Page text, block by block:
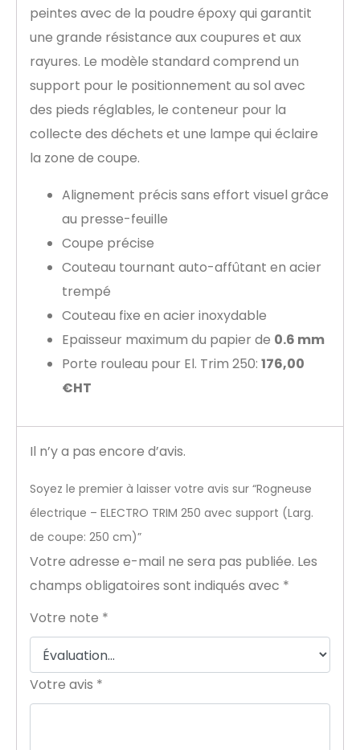
peintes avec de la poudre époxy qui garantit
une grande résistance aux coupures et aux
rayures. Le modèle standard comprend un
support pour le positionnement au sol avec
des pieds réglables, le conteneur pour la
collecte des déchets et une lampe qui éclaire
la zone de coupe.
Alignement précis sans effort visuel grâce
au presse-feuille
Coupe précise
Couteau tournant auto-affûtant en acier
trempé
Couteau fixe en acier inoxydable
Epaisseur maximum du papier de 0.6 mm
Porte rouleau pour El. Trim 250: 176,00
€HT
Il n’y a pas encore d’avis.
Soyez le premier à laisser votre avis sur “Rogneuse
électrique – ELECTRO TRIM 250 avec support (Larg.
de coupe: 250 cm)”
Votre adresse e-mail ne sera pas publiée. Les
champs obligatoires sont indiqués avec *
Votre note *
Votre avis *